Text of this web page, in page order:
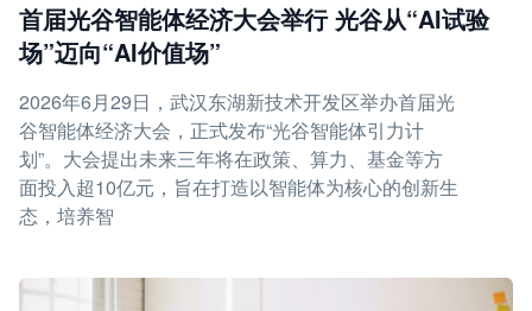
首届光谷智能体经济大会举行 光谷从“AI试验
场”迈向“AI价值场”
2026年6月29日，武汉东湖新技术开发区举办首届光
谷智能体经济大会，正式发布“光谷智能体引力计
划”。大会提出未来三年将在政策、算力、基金等方
面投入超10亿元，旨在打造以智能体为核心的创新生
态，培养智